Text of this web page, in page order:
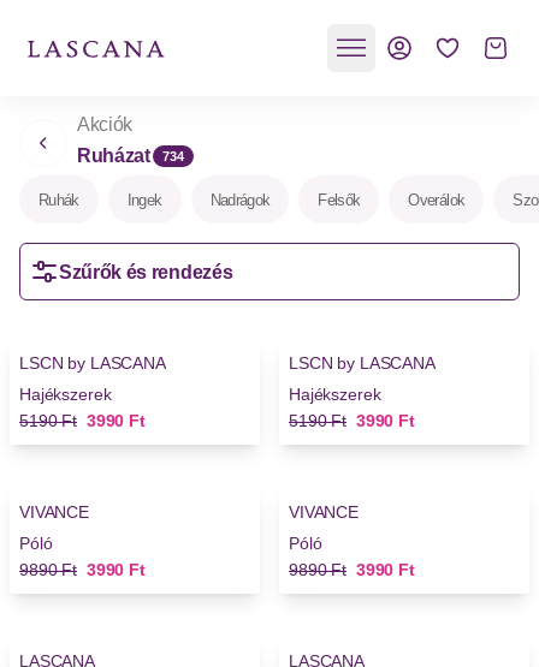
Akciók
Ruházat
734
Ruhák Ingek Nadrágok Felsők Overálok
Szűrők és rendezés
LSCN by LASCANA
Hajékszerek
Régi ár
5190 Ft Új ár
3990 Ft
LSCN by LASCANA
Hajékszerek
Régi ár
5190 Ft Új ár
3990 Ft
VIVANCE
Póló
Régi ár
9890 Ft Új ár
3990 Ft
VIVANCE
Póló
Régi ár
9890 Ft Új ár
3990 Ft
LASCANA
LASCANA